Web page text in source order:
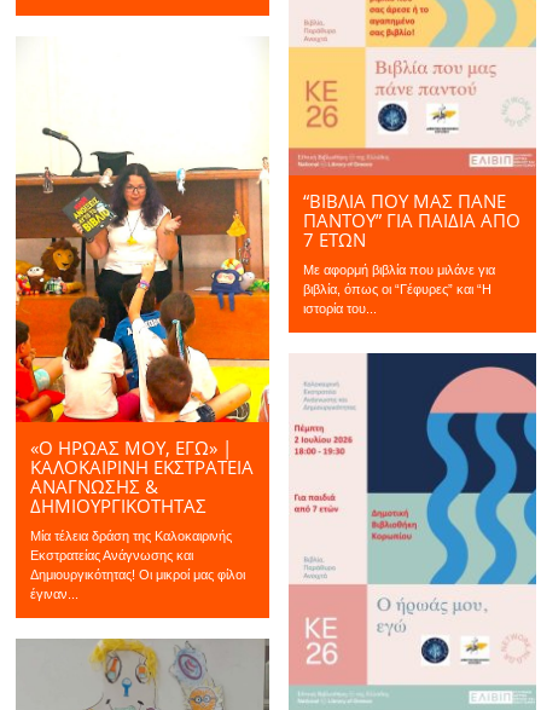
“ΒΙΒΛΙΑ ΠΟΥ ΜΑΣ ΠΑΝΕ
ΠΑΝΤΟΥ” ΓΙΑ ΠΑΙΔΙΆ ΑΠΌ
7 ΕΤΏΝ
Με αφορμή βιβλία που μιλάνε για
βιβλία, όπως οι “Γέφυρες” και “Η
ιστορία του...
«Ο ΉΡΩΆΣ ΜΟΥ, ΕΓΏ» |
ΚΑΛΟΚΑΙΡΙΝΉ ΕΚΣΤΡΑΤΕΊΑ
ΑΝΆΓΝΩΣΗΣ &
ΔΗΜΙΟΥΡΓΙΚΌΤΗΤΑΣ
Μία τέλεια δράση της Καλοκαιρινής
Εκστρατείας Ανάγνωσης και
Δημιουργικότητας! Οι μικροί μας φίλοι
έγιναν...